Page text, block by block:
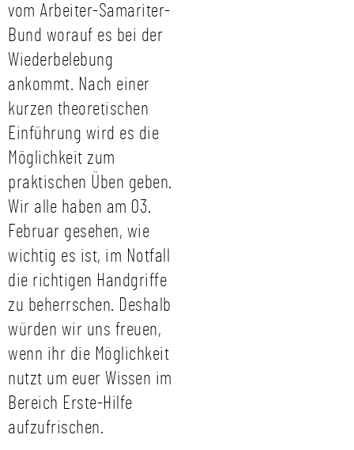
vom Arbeiter-Samariter-
Bund worauf es bei der
Wiederbelebung
ankommt. Nach einer
kurzen theoretischen
Einführung wird es die
Möglichkeit zum
praktischen Üben geben.
Wir alle haben am 03.
Februar gesehen, wie
wichtig es ist, im Notfall
die richtigen Handgriffe
zu beherrschen. Deshalb
würden wir uns freuen,
wenn ihr die Möglichkeit
nutzt um euer Wissen im
Bereich Erste-Hilfe
aufzufrischen.